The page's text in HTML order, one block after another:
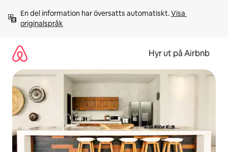
innehåll
En del information har översatts automatiskt. Visa
originalspråk
Hyr ut på Airbnb